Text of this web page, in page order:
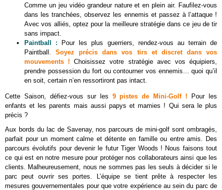
Comme un jeu vidéo grandeur nature et en plein air. Faufilez-vous
dans les tranchées, observez les ennemis et passez à l’attaque !
Avec vos alliés, optez pour la meilleure stratégie dans ce jeu de tir
sans impact.
Paintball
:
Pour les plus guerriers, rendez-vous au terrain de
Paintball.Soyez précis dans vos tirs et discret dans vos
mouvements !Choisissez votre stratégie avec vos équipiers,
prendre possession du fort ou contourner vos ennemis… quoi qu’il
en soit, certain n’en ressortiront pas intact.
Cette Saison, défiez-vous sur les 9 pistes de Mini-Golf ! Pour les
enfants et les parents mais aussi papys et mamies ! Qui sera le plus
précis ?
Aux bords du lac de Savenay, nos parcours de mini-golf sont ombragés,
parfait pour un moment calme et détente en famille ou entre amis. Des
parcours évolutifs pour devenir le futur Tiger Woods ! Nous faisons tout
ce qui est en notre mesure pour protéger nos collaborateurs ainsi que les
clients. Malheureusement, nous ne sommes pas les seuls à décider si le
parc peut ouvrir ses portes. L’équipe se tient prête à respecter les
mesures gouvernementales pour que votre expérience au sein du parc de